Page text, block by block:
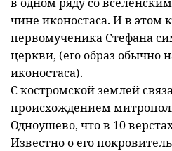
чине иконостаса. И в этом
первомученика Стефана
церкви, (его образ обычно
иконостаса).
С костромской землей
происхождением
Одноушево, что в 10
Известно о его